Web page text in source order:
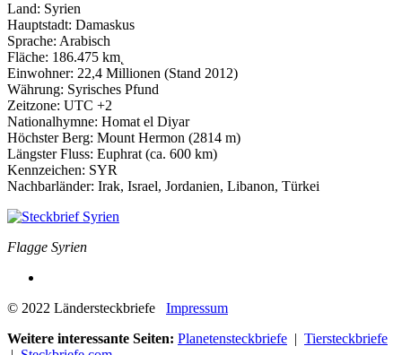
Land: Syrien
Hauptstadt: Damaskus
Sprache: Arabisch
Fläche: 186.475 km˛
Einwohner: 22,4 Millionen (Stand 2012)
Währung: Syrisches Pfund
Zeitzone: UTC +2
Nationalhymne: Homat el Diyar
Höchster Berg: Mount Hermon (2814 m)
Längster Fluss: Euphrat (ca. 600 km)
Kennzeichen: SYR
Nachbarländer: Irak, Israel, Jordanien, Libanon, Türkei
Flagge Syrien
© 2022 Ländersteckbriefe Impressum
Weitere interessante Seiten: Planetensteckbriefe | Tiersteckbriefe